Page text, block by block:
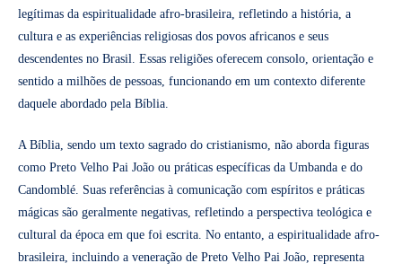
legítimas da espiritualidade afro-brasileira, refletindo a história, a
cultura e as experiências religiosas dos povos africanos e seus
descendentes no Brasil. Essas religiões oferecem consolo, orientação e
sentido a milhões de pessoas, funcionando em um contexto diferente
daquele abordado pela Bíblia.
A Bíblia, sendo um texto sagrado do cristianismo, não aborda figuras
como Preto Velho Pai João ou práticas específicas da Umbanda e do
Candomblé. Suas referências à comunicação com espíritos e práticas
mágicas são geralmente negativas, refletindo a perspectiva teológica e
cultural da época em que foi escrita. No entanto, a espiritualidade afro-
brasileira, incluindo a veneração de Preto Velho Pai João, representa